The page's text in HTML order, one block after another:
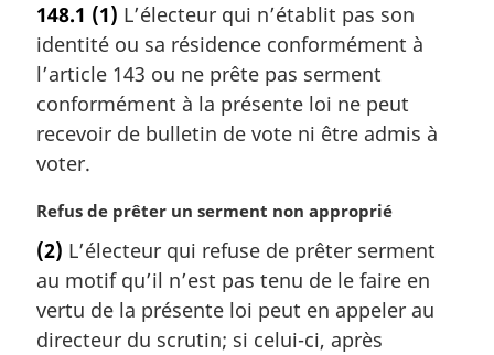
t
e
m
a
g
i
a
l
e
:
148.1 (1) L’électeur qui n’établit pas son
identité ou sa résidence conformément à
l’article 143 ou ne prête pas serment
conformément à la présente loi ne peut
recevoir de bulletin de vote ni être admis à
voter.
N
t
e
m
a
Refus de prêter un serment non approprié
(2) L’électeur qui refuse de prêter serment
au motif qu’il n’est pas tenu de le faire en
vertu de la présente loi peut en appeler au
directeur du scrutin; si celui-ci, après